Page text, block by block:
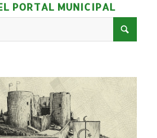
PORTAL MUNICIPAL